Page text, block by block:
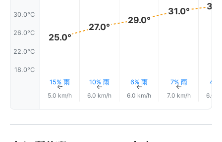
30.0°C
26.0°C
22.0°C
18.0°C
25.0°
15% 雨
↑
5.0 km/h
27.0°
10% 雨
↑
6.0 km/h
29.0°
6% 雨
↑
6.0 km/h
31.0°
7% 雨
↑
7.0 km/h
4%
6.0